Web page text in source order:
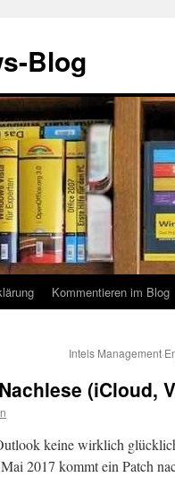
Blog
Kommentieren im Blog
Intels Management
(iCloud,
keine wirklich
2017 kommt ein Patch